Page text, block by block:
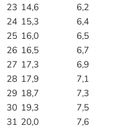
23 14,6
6,2
24 15,3
6,4
25 16,0
6,5
26 16,5
6,7
27 17,3
6,9
28 17,9
7,1
29 18,7
7,3
30 19,3
7,5
31 20,0
7,6